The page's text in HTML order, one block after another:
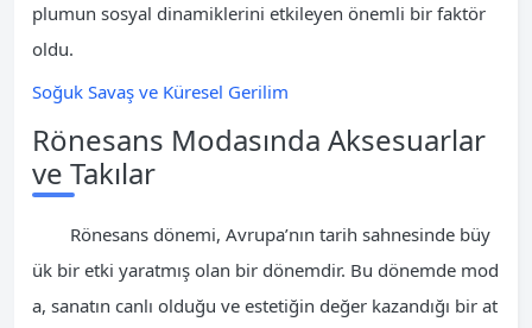
plumun sosyal dinamiklerini etkileyen önemli bir faktör
oldu.
Soğuk Savaş ve Küresel Gerilim
Rönesans Modasında Aksesuarlar
ve Takılar
Rönesans dönemi, Avrupa’nın tarih sahnesinde büy
ük bir etki yaratmış olan bir dönemdir. Bu dönemde mod
a, sanatın canlı olduğu ve estetiğin değer kazandığı bir at